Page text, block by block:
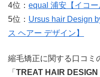
4位： equal 浦安【イコー
5位： Ursus hair Design
ス ヘアー デザイン】
縮毛矯正に関する口コミ
「 TREAT HAIR DESIGN